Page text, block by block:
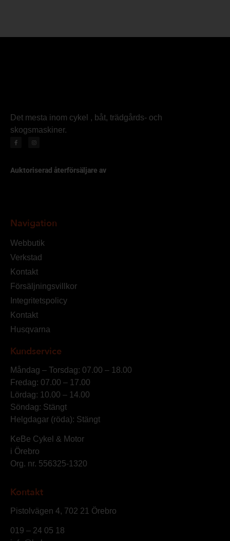
Det mesta inom cykel , båt, trädgårds- och
skogsmaskiner.
Auktoriserad återförsäljare av
Navigation
Webbutik
Verkstad
Kontakt
Försäljningsvillkor
Integritetspolicy
Kontakt
Husqvarna
Kundservice
Måndag – Torsdag: 07.00 – 18.00
Fredag: 07.00 – 17.00
Lördag: 10.00 – 14.00
Söndag: Stängt
Helgdagar (röda): Stängt
KeBe Cykel & Motor
i Örebro
Org. nr. 556325-1320
Kontakt
Pistolvägen 4, 702 21 Örebro
019 – 24 05 18